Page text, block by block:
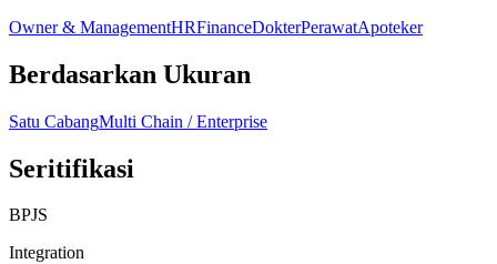
Owner & ManagementHRFinanceDokterPerawatApoteker
Berdasarkan Ukuran
Satu CabangMulti Chain / Enterprise
Seritifikasi
BPJS
Integration